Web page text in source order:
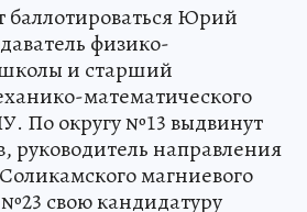
баллотироваться Юрий
физико-
и старший
математического
По округу №13 выдвинут
руководитель направления
магниевого
№23 свою кандидатуру